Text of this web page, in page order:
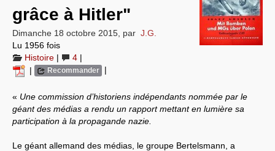
Gouvernance mondiale & mondialisation
International
Résistances
Systèmes & société sous contrôle
grâce à Hitler"
Dimanche 18 octobre 2015 par J.G.
Lu 1956 fois
Histoire | 4 |
|
Recommander |
« Une commission d’historiens indépendants nommée par le
géant des médias a rendu un rapport mettant en lumière sa
participation à la propagande nazie.
Le géant allemand des médias, le groupe Bertelsmann, a